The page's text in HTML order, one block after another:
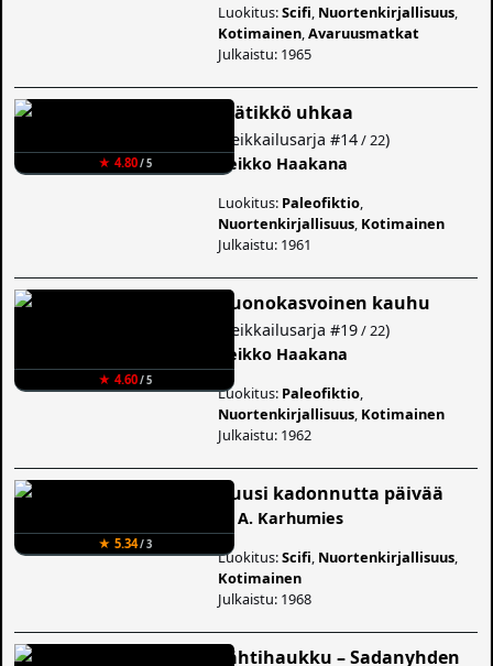
Luokitus:Scifi Nuortenkirjallisuus
Kotimainen ,Avaruusmatkat
Julkaistu: 1965
★ 4.80/ 5
Jäätikkö uhkaa
Seikkailusarja #14/ 22)
Veikko Haakana
Luokitus: Paleofiktio
Nuortenkirjallisuus Kotimainen
Julkaistu: 1961
★ 4.60/ 5
Kuonokasvoinen kauhu
Seikkailusarja #19/ 22)
Veikko Haakana
Luokitus: Paleofiktio
Nuortenkirjallisuus Kotimainen
Julkaistu: 1962
★ 5.34/ 3
Kuusi kadonnutta päivää
R. A. Karhumies
Luokitus:Scifi Nuortenkirjallisuus
Kotimainen
Julkaistu: 1968
Tähtihaukku – Sadanyhden